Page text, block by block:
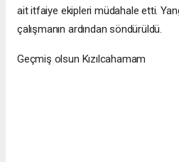
ait itfaiye ekipleri müdahale etti.
çalışmanın ardından söndürüldü.
Geçmiş olsun Kızılcahamam